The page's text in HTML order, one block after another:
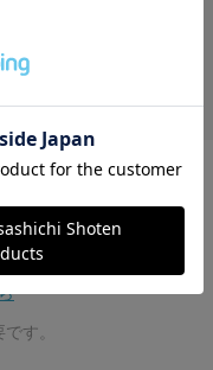
だいた商品に
ます。
す。